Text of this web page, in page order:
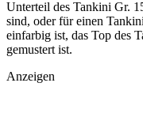
Unterteil des Tankini Gr.
sind, oder für einen
einfarbig ist, das Top des
gemustert ist.
Anzeigen